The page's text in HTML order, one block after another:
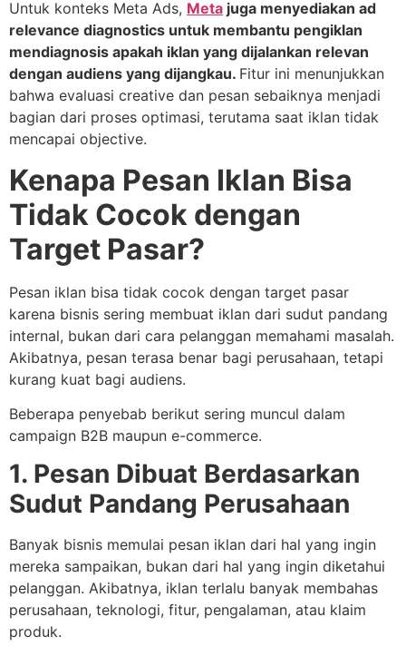
Untuk konteks Meta Ads, Meta juga menyediakan ad
relevance diagnostics untuk membantu pengiklan
mendiagnosis apakah iklan yang dijalankan relevan
dengan audiens yang dijangkau. Fitur ini menunjukkan
bahwa evaluasi creative dan pesan sebaiknya menjadi
bagian dari proses optimasi, terutama saat iklan tidak
mencapai objective.
Kenapa Pesan Iklan Bisa
Tidak Cocok dengan
Target Pasar?
Pesan iklan bisa tidak cocok dengan target pasar
karena bisnis sering membuat iklan dari sudut pandang
internal, bukan dari cara pelanggan memahami masalah.
Akibatnya, pesan terasa benar bagi perusahaan, tetapi
kurang kuat bagi audiens.
Beberapa penyebab berikut sering muncul dalam
campaign B2B maupun e-commerce.
1. Pesan Dibuat Berdasarkan
Sudut Pandang Perusahaan
Banyak bisnis memulai pesan iklan dari hal yang ingin
mereka sampaikan, bukan dari hal yang ingin diketahui
pelanggan. Akibatnya, iklan terlalu banyak membahas
perusahaan, teknologi, fitur, pengalaman, atau klaim
produk.